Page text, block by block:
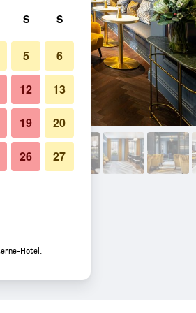
S S
5 6
12 13
19 20
26 27
Hotel.